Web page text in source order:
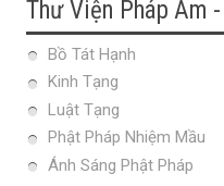
Thư Viện Pháp Âm
Bồ Tát Hạnh
Kinh Tạng
Luật Tạng
Phật Pháp Nhiệm Mầu
Ánh Sáng Phật Pháp